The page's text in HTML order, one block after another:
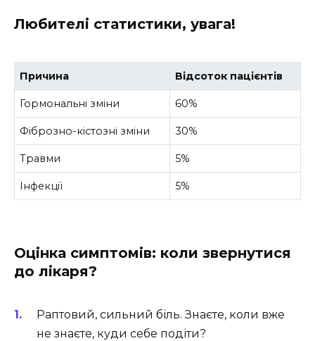
Любителі статистики, увага!
Причина Відсоток пацієнтів
Гормональні зміни 60%
Фіброзно-кістозні зміни 30%
Травми 5%
Інфекції 5%
Оцінка симптомів: коли звернутися
до лікаря?
Раптовий, сильний біль. Знаєте, коли вже
не знаєте, куди себе подіти?